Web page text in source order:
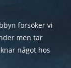
försöker vi
men tar
något hos